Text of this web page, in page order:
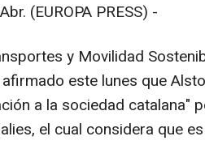
(EUROPA PRESS) -
y Movilidad
afirmado este lunes que
a la sociedad catalana"
el cual considera que